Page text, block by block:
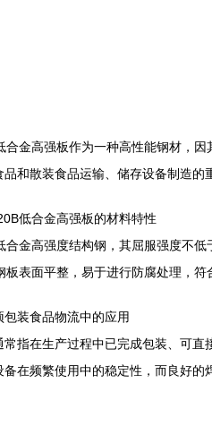
合金高强板作为一种高性能钢材，
品和散装食品运输、储存设备制造的
低合金高强板的材料特性
合金高强度结构钢，其屈服强度不
板表面平整，易于进行防腐处理，符
包装食品物流中的应用
常指在生产过程中已完成包装、可
备在频繁使用中的稳定性，而良好